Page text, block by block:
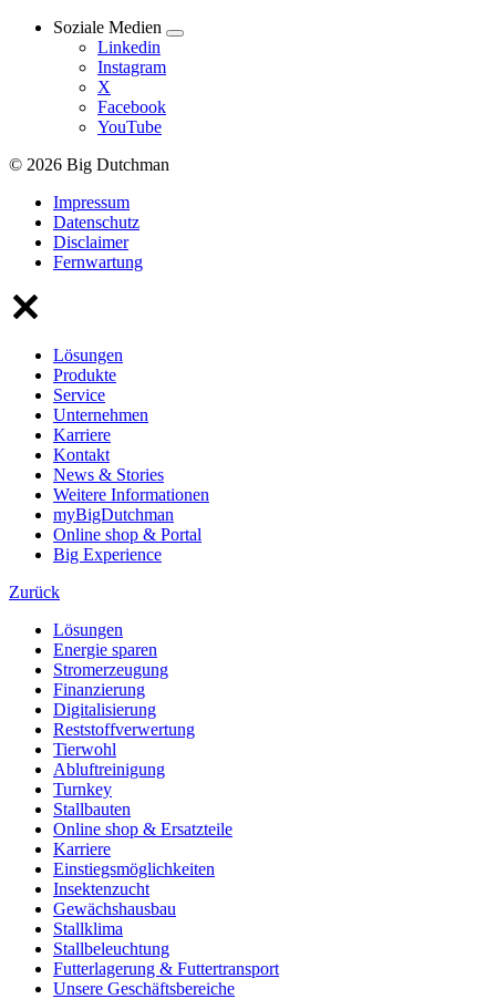
Soziale Medien
Linkedin
Instagram
X
Facebook
YouTube
© 2026 Big Dutchman
Impressum
Datenschutz
Disclaimer
Fernwartung
Lösungen
Produkte
Service
Unternehmen
Karriere
Kontakt
News & Stories
Weitere Informationen
myBigDutchman
Online shop & Portal
Big Experience
Zurück
Lösungen
Energie sparen
Stromerzeugung
Finanzierung
Digitalisierung
Reststoffverwertung
Tierwohl
Abluftreinigung
Turnkey
Stallbauten
Online shop & Ersatzteile
Karriere
Einstiegsmöglichkeiten
Insektenzucht
Gewächshausbau
Stallklima
Stallbeleuchtung
Futterlagerung & Futtertransport
Unsere Geschäftsbereiche